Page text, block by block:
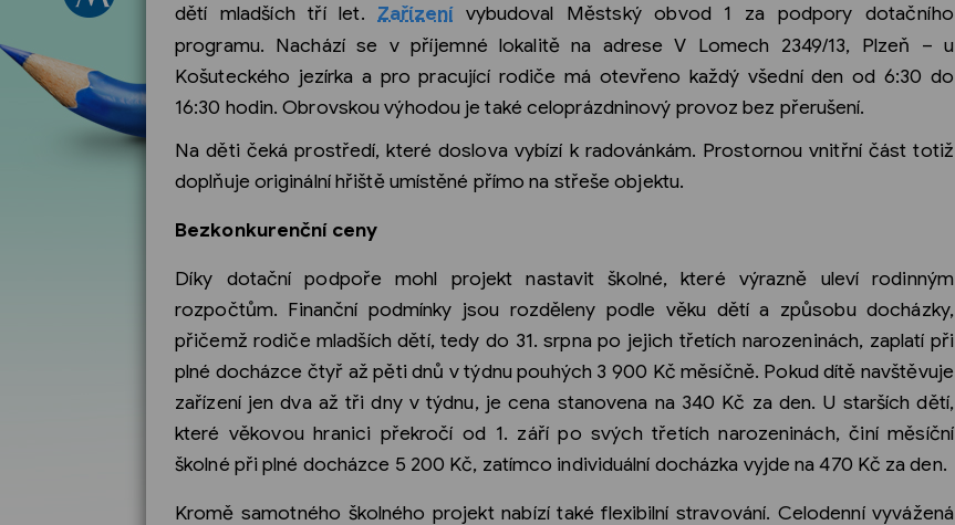
dětí mladších tří let. Zařízenívybudoval Městský obvod 1 za podpory dotačního
programu. Nachází se v příjemné lokalitě na adrese V Lomech 2349/13, Plzeň – u
Košuteckého jezírka a pro pracující rodiče má otevřeno každý všední den od 6:30 do
16:30 hodin. Obrovskou výhodou je také celoprázdninový provoz bez přerušení.
Na děti čeká prostředí, které doslova vybízí k radovánkám. Prostornou vnitřní část totiž
doplňuje originální hřiště umístěné přímo na střeše objektu.
Bezkonkurenční ceny
Díky dotační podpoře mohl projekt nastavit školné, které výrazně uleví rodinným
rozpočtům. Finanční podmínky jsou rozděleny podle věku dětí a způsobu docházky,
přičemž rodiče mladších dětí, tedy do 31. srpna po jejich třetích narozeninách, zaplatí při
plné docházce čtyř až pěti dnů v týdnu pouhých 3 900 Kč měsíčně. Pokud dítě navštěvuje
zařízení jen dva až tři dny v týdnu, je cena stanovena na 340 Kč za den. U starších dětí,
které věkovou hranici překročí od 1. září po svých třetích narozeninách, činí měsíční
školné při plné docházce 5 200 Kč, zatímco individuální docházka vyjde na 470 Kč za den.
Kromě samotného školného projekt nabízí také flexibilní stravování. Celodenní vyvážená